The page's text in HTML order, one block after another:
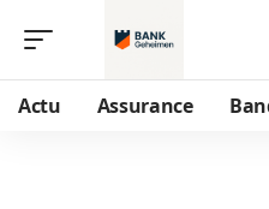
Actu Assurance